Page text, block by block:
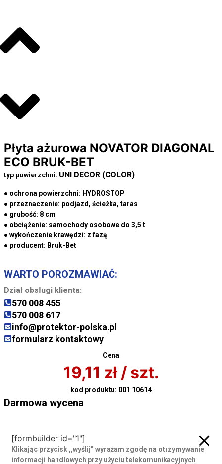
Płyta ażurowa NOVATOR DIAGONAL
ECO BRUK-BET
typ powierzchni: UNI DECOR (COLOR)
● ochrona powierzchni: HYDROSTOP
● przeznaczenie: podjazd, ścieżka, taras
● grubość: 8 cm
● obciążenie: samochody osobowe do 3,5 t
● wykończenie krawędzi: z fazą
● producent: Bruk-Bet
WARTO POROZMAWIAĆ:
Dział obsługi klienta:
570 008 455
570 008 617
info@protektor-polska.pl
formularz kontaktowy
Cena
19,11 zł / szt.
kod produktu: 001 10614
Darmowa wycena
[formbuilder id="1"]
Klikając przycisk ,,wyślij” wyrażam zgodę na otrzymywanie
informacji handlowych przy użyciu telekomunikacyjnych